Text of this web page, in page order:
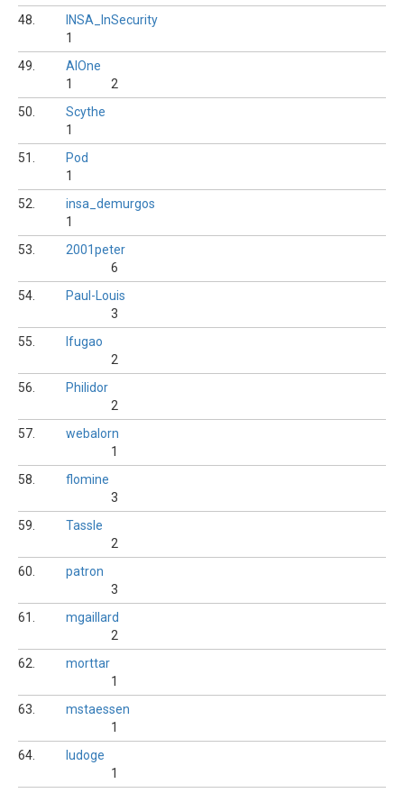
48.
INSA_InSecurity
1
49.
AlOne
1
2
50.
Scythe
1
51.
Pod
1
52.
insa_demurgos
1
53.
2001peter
6
54.
Paul-Louis
3
55.
Ifugao
2
56.
Philidor
2
57.
webalorn
1
58.
flomine
3
59.
Tassle
2
60.
patron
3
61.
mgaillard
2
62.
morttar
1
63.
mstaessen
1
64.
ludoge
1